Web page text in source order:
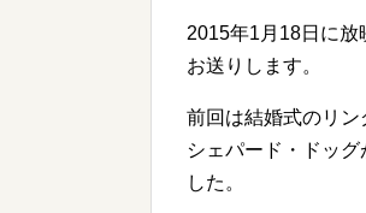
2015年1月18日に放
お送りします。
前回は結婚式のリン
シェパード・ドッグ
した。